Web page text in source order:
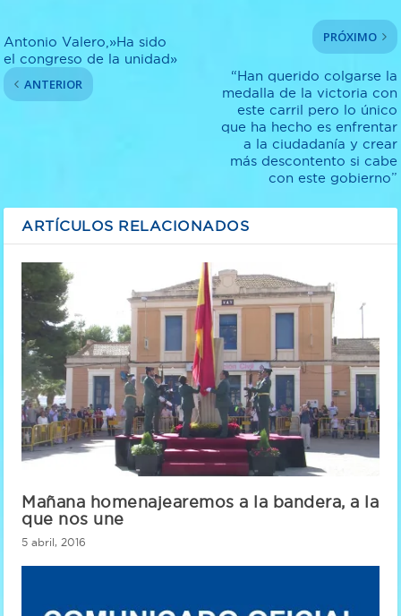
Antonio Valero,»Ha sido
el congreso de la unidad»
ANTERIOR
PRÓXIMO
“Han querido colgarse la
medalla de la victoria con
este carril pero lo único
que ha hecho es enfrentar
a la ciudadanía y crear
más descontento si cabe
con este gobierno”
ARTÍCULOS RELACIONADOS
Mañana homenajearemos a la bandera, a la
que nos une
5 abril, 2016